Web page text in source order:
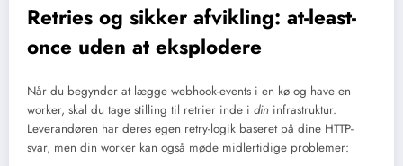
Retries og sikker afvikling: at-least-
once uden at eksplodere
Når du begynder at lægge webhook-events i en kø og have en
worker, skal du tage stilling til retrier inde i din infrastruktur.
Leverandøren har deres egen retry-logik baseret på dine HTTP-
svar, men din worker kan også møde midlertidige problemer: